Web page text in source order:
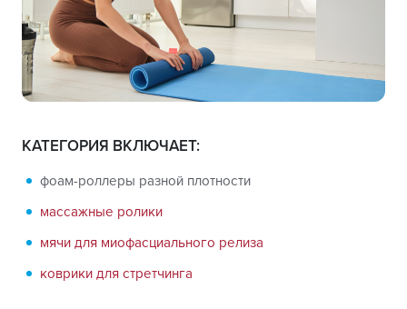
КАТЕГОРИЯ ВКЛЮЧАЕТ:
фоам-роллеры разной плотности
массажные ролики
мячи для миофасциального релиза
коврики для стретчинга